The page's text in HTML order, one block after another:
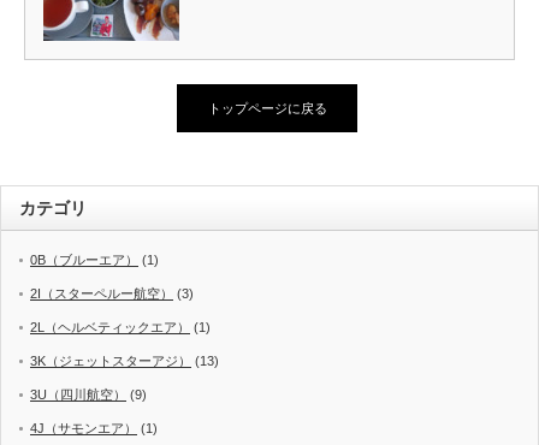
トップページに戻る
カテゴリ
0B（ブルーエア） (1)
2I（スターペルー航空） (3)
2L（ヘルベティックエア） (1)
3K（ジェットスターアジ） (13)
3U（四川航空） (9)
4J（サモンエア） (1)